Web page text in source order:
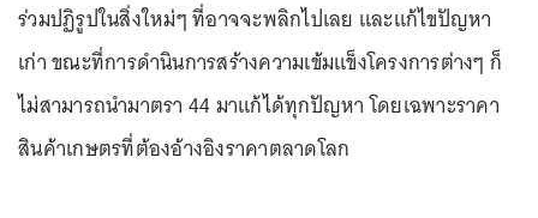
ร่วมปฏิรูปในสิ่งใหม่ๆ ที่อาจจะพลิกไปเลย และแก้ไขปัญหา
เก่า ขณะที่การดำนินการสร้างความเข้มแข็งโครงการต่างๆ ก็
ไม่สามารถนำมาตรา 44 มาแก้ได้ทุกปัญหา โดยเฉพาะราคา
สินค้าเกษตรที่ต้องอ้างอิงราคาตลาดโลก